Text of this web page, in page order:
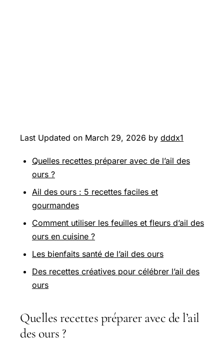
Last Updated on March 29, 2026 by dddx1
Quelles recettes préparer avec de l’ail des
ours ?
Ail des ours : 5 recettes faciles et
gourmandes
Comment utiliser les feuilles et fleurs d’ail des
ours en cuisine ?
Les bienfaits santé de l’ail des ours
Des recettes créatives pour célébrer l’ail des
ours
Quelles recettes préparer avec de l’ail
des ours ?